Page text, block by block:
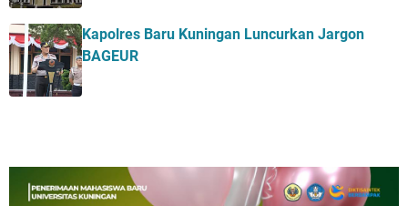
Kapolres Baru Kuningan Luncurkan Jargon
BAGEUR